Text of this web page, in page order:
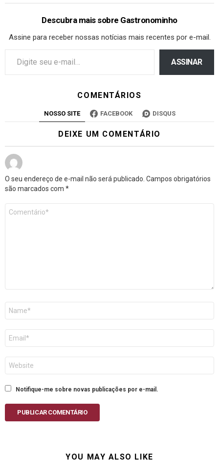
Descubra mais sobre Gastronominho
Assine para receber nossas notícias mais recentes por e-mail.
ASSINAR
COMENTÁRIOS
NOSSO SITE FACEBOOK DISQUS
DEIXE UM COMENTÁRIO
O seu endereço de e-mail não será publicado. Campos obrigatórios
são marcados com *
mail
Notifique-me sobre novas publicações por e-mail.
PUBLICAR COMENTÁRIO
YOU MAY ALSO LIKE